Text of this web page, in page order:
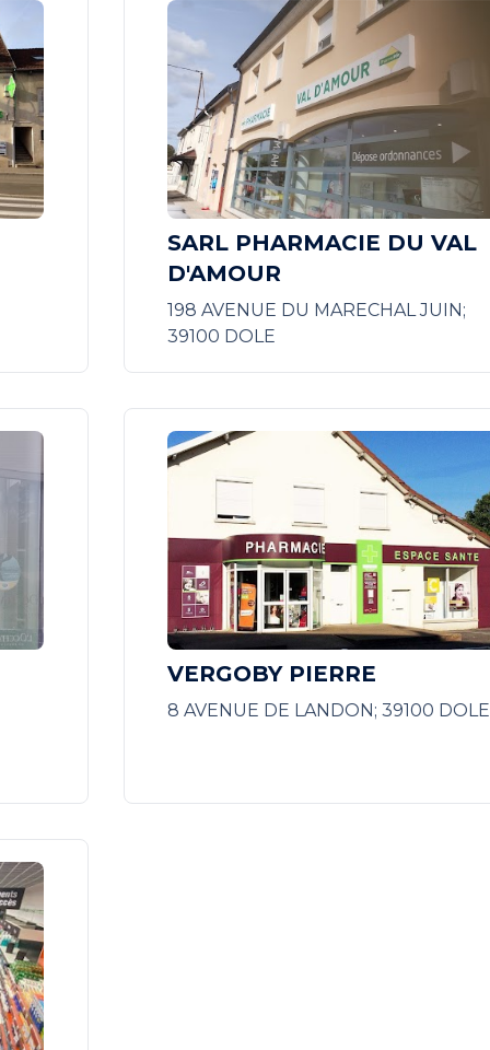
SARL PHARMACIE DU VAL
D'AMOUR
198 AVENUE DU MARECHAL JUIN;
39100 DOLE
VERGOBY PIERRE
8 AVENUE DE LANDON; 39100 DOLE